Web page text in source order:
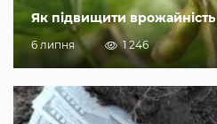
Як підвищити врожайність
6 липня 1 246